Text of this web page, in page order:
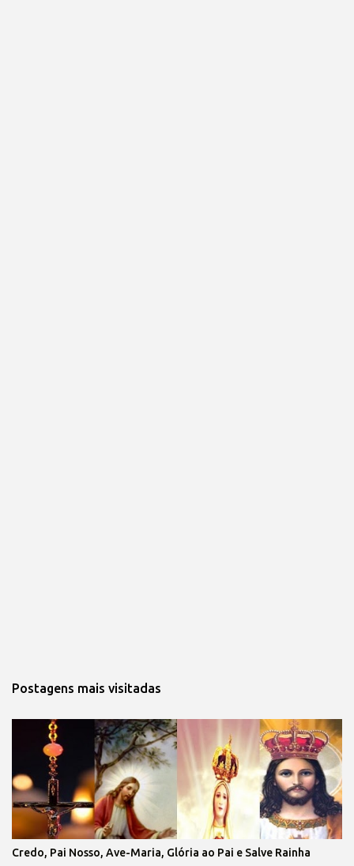
Postagens mais visitadas
Credo, Pai Nosso, Ave-Maria, Glória ao Pai e Salve Rainha